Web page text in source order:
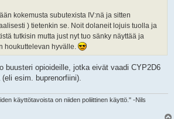
kokemusta subutexista IV:nä ja sitten
) tietenkin se. Noit dolaneit lojuis tuolla ja
tutkisin mutta just nyt tuo sänky näyttää ja
houkuttelevan hyvälle.
buusteri opioideille, jotka eivät vaadi CYP2D6
esim. buprenorfiini).
käyttötavoista on niiden poliittinen käyttö." -Nils